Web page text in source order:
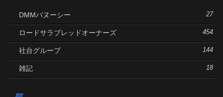
DMMバヌーシー 27
ロードサラブレッドオーナーズ 454
社台グループ 144
雑記 18